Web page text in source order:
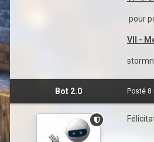
pour
VII -
Bot 2.0 Posté 8